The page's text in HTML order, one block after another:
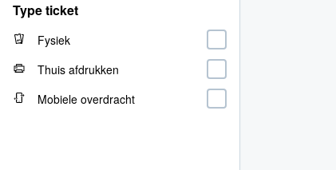
Type ticket
Fysiek
Thuis afdrukken
Mobiele overdracht